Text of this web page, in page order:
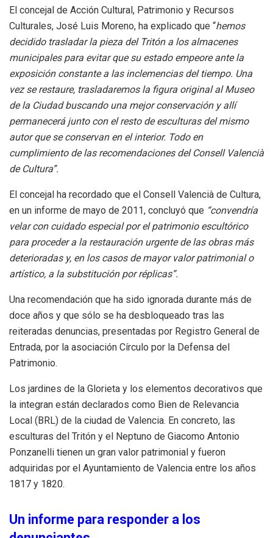
El concejal de Acción Cultural, Patrimonio y Recursos
Culturales, José Luis Moreno, ha explicado que “hemos
decidido trasladar la pieza del Tritón a los almacenes
municipales para evitar que su estado empeore ante la
exposición constante a las inclemencias del tiempo. Una
vez se restaure, trasladaremos la figura original al Museo
de la Ciudad buscando una mejor conservación y allí
permanecerá junto con el resto de esculturas del mismo
autor que se conservan en el interior. Todo en
cumplimiento de las recomendaciones del Consell Valencià
de Cultura”.
El concejal ha recordado que el Consell Valencià de Cultura,
en un informe de mayo de 2011, concluyó que “convendría
velar con cuidado especial por el patrimonio escultórico
para proceder a la restauración urgente de las obras más
deterioradas y, en los casos de mayor valor patrimonial o
artístico, a la substitución por réplicas”.
Una recomendación que ha sido ignorada durante más de
doce años y que sólo se ha desbloqueado tras las
reiteradas denuncias, presentadas por Registro General de
Entrada, por la asociación Círculo por la Defensa del
Patrimonio.
Los jardines de la Glorieta y los elementos decorativos que
la integran están declarados como Bien de Relevancia
Local (BRL) de la ciudad de Valencia. En concreto, las
esculturas del Tritón y el Neptuno de Giacomo Antonio
Ponzanelli tienen un gran valor patrimonial y fueron
adquiridas por el Ayuntamiento de Valencia entre los años
1817 y 1820.
Un informe para responder a los